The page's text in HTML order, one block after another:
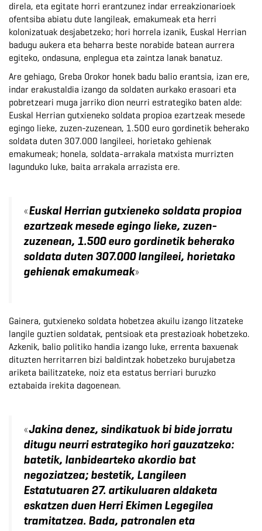
direla, eta egitate horri erantzunez indar erreakzionarioek
ofentsiba abiatu dute langileak, emakumeak eta herri
kolonizatuak desjabetzeko; hori horrela izanik, Euskal Herrian
badugu aukera eta beharra beste norabide batean aurrera
egiteko, ondasuna, enplegua eta zaintza lanak banatuz.
Are gehiago, Greba Orokor honek badu balio erantsia, izan ere,
indar erakustaldia izango da soldaten aurkako erasoari eta
pobretzeari muga jarriko dion neurri estrategiko baten alde:
Euskal Herrian gutxieneko soldata propioa ezartzeak mesede
egingo lieke, zuzen-zuzenean, 1.500 euro gordinetik beherako
soldata duten 307.000 langileei, horietako gehienak
emakumeak; honela, soldata-arrakala matxista murrizten
lagunduko luke, baita arrakala arrazista ere.
«Euskal Herrian gutxieneko soldata propioa
ezartzeak mesede egingo lieke, zuzen-
zuzenean, 1.500 euro gordinetik beherako
soldata duten 307.000 langileei, horietako
gehienak emakumeak»
Gainera, gutxieneko soldata hobetzea akuilu izango litzateke
langile guztien soldatak, pentsioak eta prestazioak hobetzeko.
Azkenik, balio politiko handia izango luke, errenta baxuenak
dituzten herritarren bizi baldintzak hobetzeko burujabetza
ariketa bailitzateke, noiz eta estatus berriari buruzko
eztabaida irekita dagoenean.
«Jakina denez, sindikatuok bi bide jorratu
ditugu neurri estrategiko hori gauzatzeko:
batetik, lanbidearteko akordio bat
negoziatzea; bestetik, Langileen
Estatutuaren 27. artikuluaren aldaketa
eskatzen duen Herri Ekimen Legegilea
tramitatzea. Bada, patronalen eta